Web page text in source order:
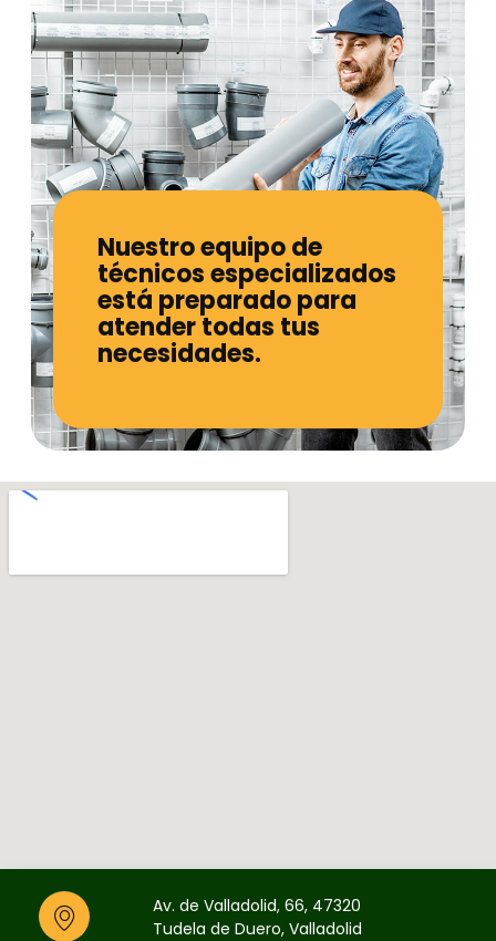
Nuestro equipo de
técnicos especializados
está preparado para
atender todas tus
necesidades.
Av. de Valladolid, 66, 47320
Tudela de Duero, Valladolid